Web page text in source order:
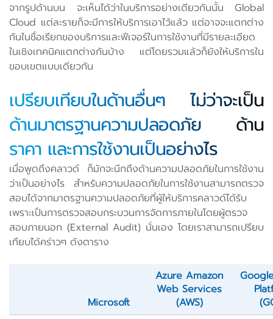
จากรูปด้านบน จะเห็นได้ว่าในบริการอย่างเดียวกันนั้น Global
Cloud แต่ละรายก็จะมีการให้บริการเอาไว้แล้ว แต่อาจจะแตกต่าง
กันในชื่อเรียกของบริการและฟีเจอร์ในการใช้งานที่มีรายละเอียด
ในเชิงเทคนิคแตกต่างกันบ้าง แต่โดยรวมแล้วก็ยังให้บริการใน
ขอบเขตแบบเดียวกัน
เปรียบเทียบในด้านอื่นๆ ไม่ว่าจะเป็น
ด้านมาตรฐานความปลอดภัย ด้าน
ราคา และการใช้งานเป็นอย่างไร
เมื่อพูดถึงคลาวด์ ก็มักจะนึกถึงด้านความปลอดภัยในการใช้งาน
ว่าเป็นอย่างไร สำหรับความปลอดภัยในการใช้งานสามารถตรวจ
สอบได้จากมาตรฐานความปลอดภัยที่ผู้ให้บริการคลาวด์ได้รับ
เพราะเป็นการตรวจสอบกระบวนการจัดการภายในโดยผู้ตรวจ
สอบภายนอก (External Audit) นั่นเอง โดยเราสามารถเปรียบ
เทียบได้คร่าวๆ ดังตาราง
Microsoft
Azure Amazon
Web Services
(AWS)